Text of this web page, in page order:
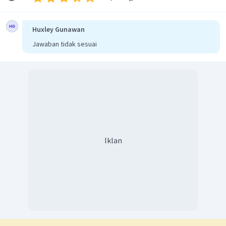
Huxley Gunawan
Jawaban tidak sesuai
Iklan